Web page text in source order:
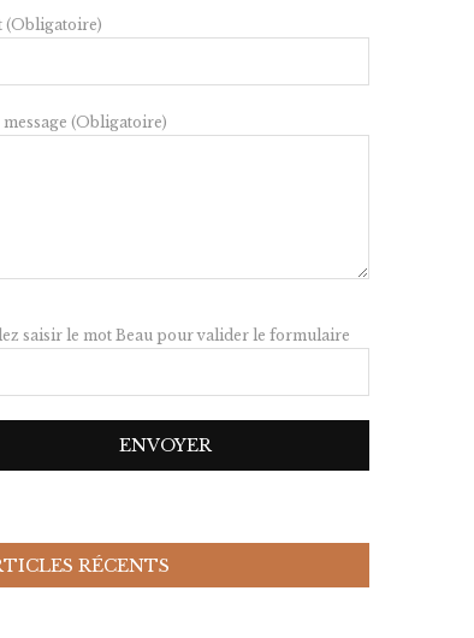
(Obligatoire)
message (Obligatoire)
saisir le mot Beau pour valider le formulaire
RÉCENTS
Découvrez leurs incroyables
bénéfices !